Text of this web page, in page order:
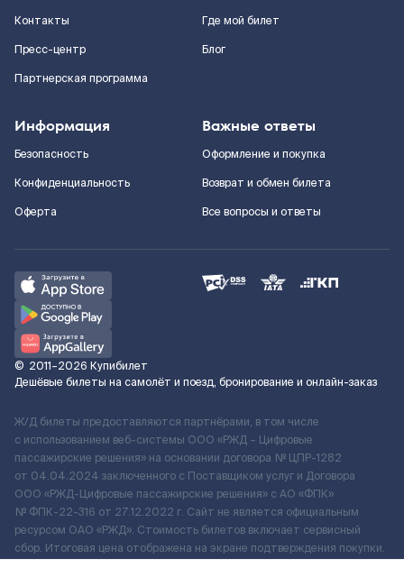
Контакты
Пресс-центр
Партнерская программа
Где мой билет
Блог
Информация
Безопасность
Конфиденциальность
Оферта
Важные ответы
Оформление и покупка
Возврат и обмен билета
Все вопросы и ответы
© 2011–2026 Купибилет
Дешёвые билеты на самолёт и поезд, бронирование и онлайн-заказ
Ж/Д билеты предоставляются партнёрами, в том числе
с использованием веб-системы ООО «РЖД – Цифровые
пассажирские решения» на основании договора № ЦПР-1282
от 04.04.2024 заключенного с Поставщиком услуг и Договора
ООО «РЖД-Цифровые пассажирские решения» c АО «ФПК»
№ ФПК-22-316 от 27.12.2022 г. Сайт не является официальным
ресурсом ОАО «РЖД». Стоимость билетов включает сервисный
сбор. Итоговая цена отображена на экране подтверждения покупки.